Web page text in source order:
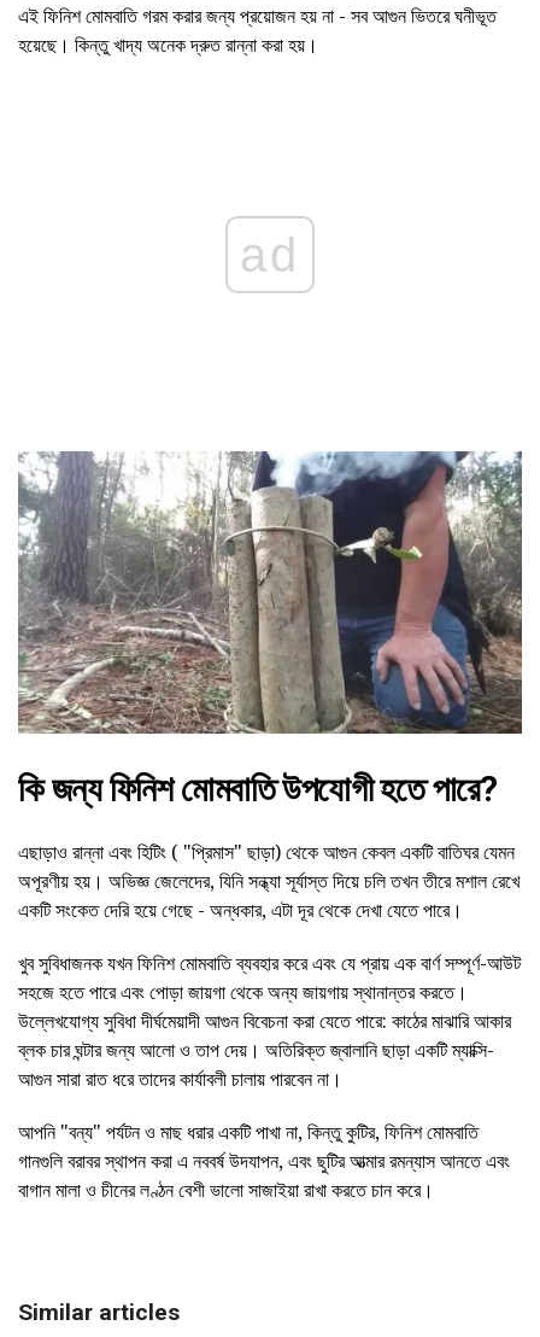
এই ফিনিশ মোমবাতি গরম করার জন্য প্রয়োজন হয় না - সব আগুন ভিতরে ঘনীভূত
হয়েছে। কিন্তু খাদ্য অনেক দ্রুত রান্না করা হয়।
ad
কি জন্য ফিনিশ মোমবাতি উপযোগী হতে পারে?
এছাড়াও রান্না এবং হিটিং ( "প্রিমাস" ছাড়া) থেকে আগুন কেবল একটি বাতিঘর যেমন
অপূরণীয় হয়। অভিজ্ঞ জেলেদের, যিনি সন্ধ্যা সূর্যাস্ত দিয়ে চলি তখন তীরে মশাল রেখে
একটি সংকেত দেরি হয়ে গেছে - অন্ধকার, এটা দূর থেকে দেখা যেতে পারে।
খুব সুবিধাজনক যখন ফিনিশ মোমবাতি ব্যবহার করে এবং যে প্রায় এক বার্ণ সম্পূর্ণ-আউট
সহজে হতে পারে এবং পোড়া জায়গা থেকে অন্য জায়গায় স্থানান্তর করতে।
উল্লেখযোগ্য সুবিধা দীর্ঘমেয়াদী আগুন বিবেচনা করা যেতে পারে: কাঠের মাঝারি আকার
ব্লক চার ঘন্টার জন্য আলো ও তাপ দেয়। অতিরিক্ত জ্বালানি ছাড়া একটি ম্যাক্সি-
আগুন সারা রাত ধরে তাদের কার্যাবলী চালায় পারবেন না।
আপনি "বন্য" পর্যটন ও মাছ ধরার একটি পাখা না, কিন্তু কুটির, ফিনিশ মোমবাতি
গানগুলি বরাবর স্থাপন করা এ নববর্ষ উদযাপন, এবং ছুটির আত্মার রমন্যাস আনতে এবং
বাগান মালা ও চীনের লণ্ঠন বেশী ভালো সাজাইয়া রাখা করতে চান করে।
Similar articles